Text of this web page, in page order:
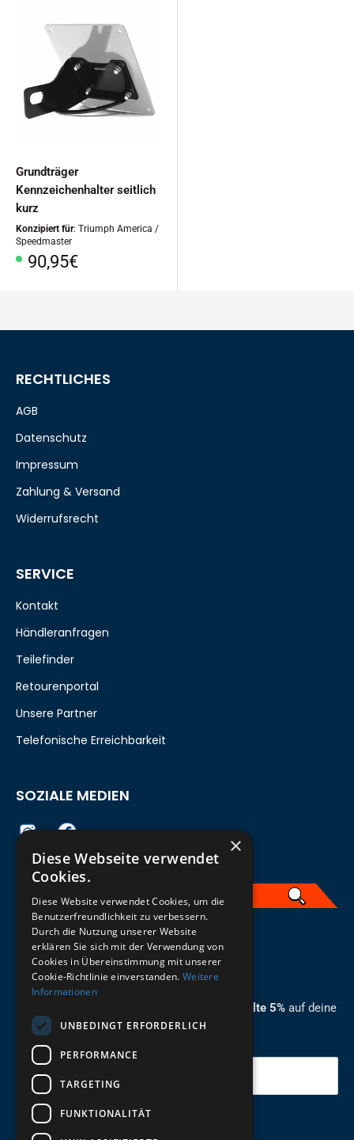
Grundträger
Kennzeichenhalter seitlich
kurz
Konzipiert für: Triumph America /
Speedmaster
Sonderpreis
90,95€
ZUM NEWSLETTER ANMELDEN
Melde dich jetzt zum Newsletter an und erhalte 5% auf deine
erste Bestellung.
Deine Email
Abschicken
RECHTLICHES
AGB
Datenschutz
Impressum
Zahlung & Versand
Widerrufsrecht
SERVICE
Kontakt
Händleranfragen
Teilefinder
Retourenportal
Unsere Partner
Telefonische Erreichbarkeit
SOZIALE MEDIEN
German
×
Diese Webseite verwendet
Cookies.
Diese Website verwendet Cookies, um die
Benutzerfreundlichkeit zu verbessern.
Durch die Nutzung unserer Website
erklären Sie sich mit der Verwendung von
Cookies in Übereinstimmung mit unserer
Cookie-Richtlinie einverstanden. Weitere
Informationen
UNBEDINGT ERFORDERLICH
PERFORMANCE
TARGETING
FUNKTIONALITÄT